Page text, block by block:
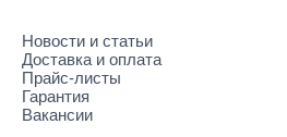
Новости и статьи
Доставка и оплата
Прайс-листы
Гарантия
Вакансии